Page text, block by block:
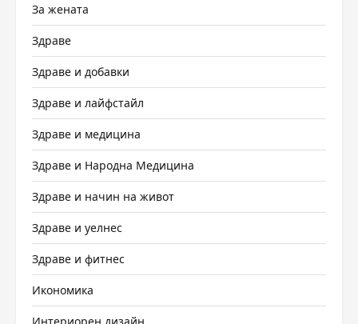
За жената
Здраве
Здраве и добавки
Здраве и лайфстайл
Здраве и медицина
Здраве и Народна Медицина
Здраве и начин на живот
Здраве и уелнес
Здраве и фитнес
Икономика
Интериорен дизайн